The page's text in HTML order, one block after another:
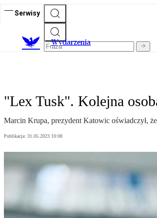
Serwisy
Wydarzenia
"Lex Tusk". Kolejna
Marcin Krupa, prezydent Katowic oświadczył,
Publikacja: 31.05.2023 10:08